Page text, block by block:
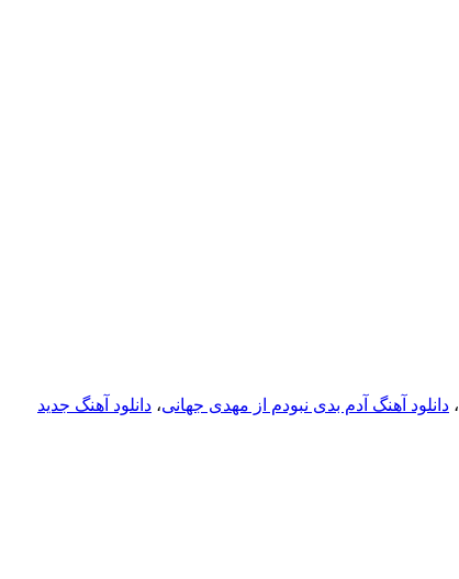
، دانلود آهنگ آدم بدی نبودم از مهدی جهانی، دانلود آهنگ جدید